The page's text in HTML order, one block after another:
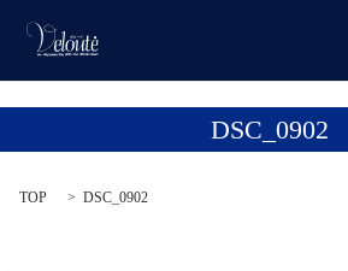
DSC_0902
TOP DSC_0902